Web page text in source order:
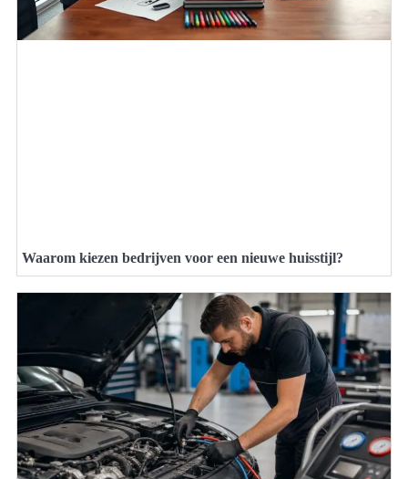
Waarom kiezen bedrijven voor een nieuwe huisstijl?